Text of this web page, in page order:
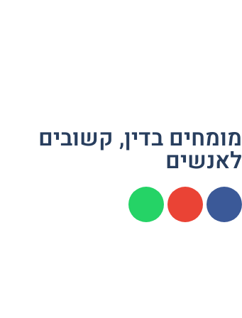
מומחים בדין, קשובים
לאנשים